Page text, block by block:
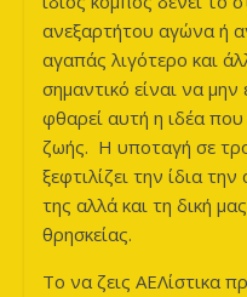
ανεξαρτήτου αγώνα ή
αγαπάς λιγότερο και
σημαντικό είναι να μην
φθαρεί αυτή η ιδέα
ζωής. Η υποταγή σε
ξεφτιλίζει την ίδια
της αλλά και τη δική
θρησκείας.
Το να ζεις ΑΕΛίστικα